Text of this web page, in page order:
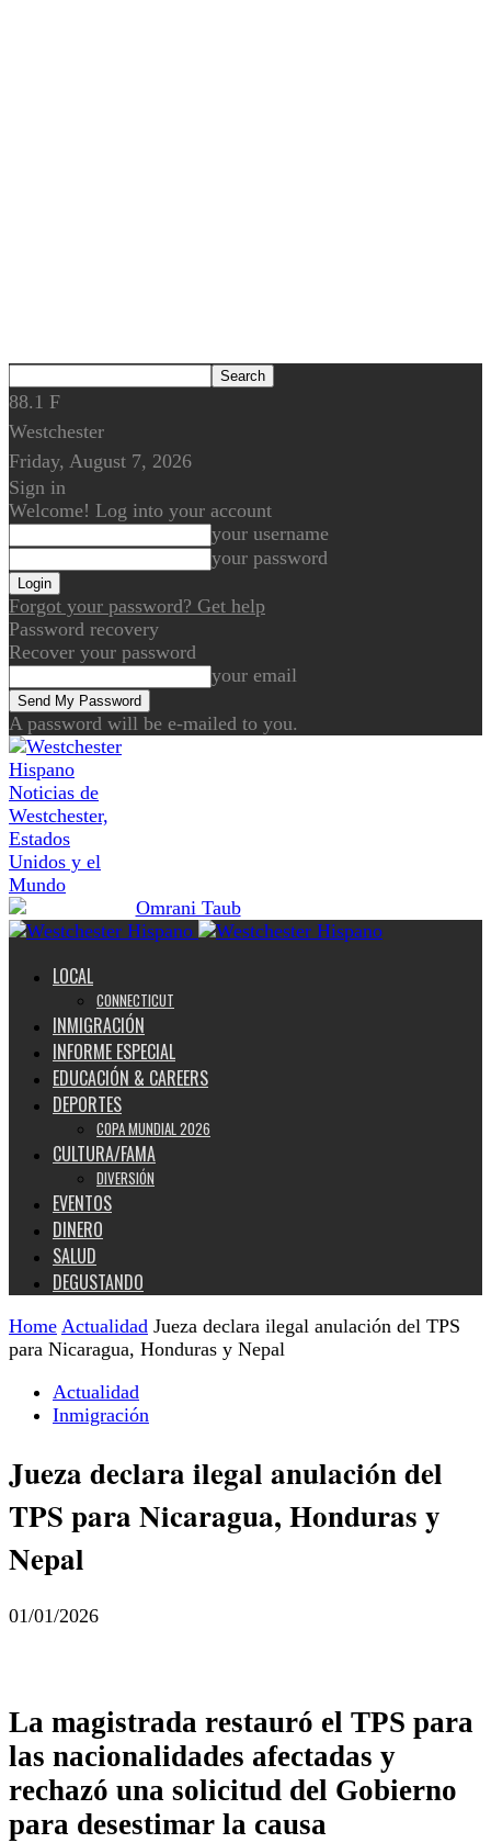
88.1 F
Westchester
Friday, August 7, 2026
Sign in
Welcome! Log into your account
your username
your password
Forgot your password? Get help
Password recovery
Recover your password
your email
A password will be e-mailed to you.
Noticias de
Westchester,
Estados
Unidos y el
Mundo
LOCAL
CONNECTICUT
INMIGRACIÓN
INFORME ESPECIAL
EDUCACIÓN & CAREERS
DEPORTES
COPA MUNDIAL 2026
CULTURA/FAMA
DIVERSIÓN
EVENTOS
DINERO
SALUD
DEGUSTANDO
Home Actualidad Jueza declara ilegal anulación del TPS
para Nicaragua, Honduras y Nepal
Actualidad
Inmigración
Jueza declara ilegal anulación del
TPS para Nicaragua, Honduras y
Nepal
01/01/2026
La magistrada restauró el TPS para
las nacionalidades afectadas y
rechazó una solicitud del Gobierno
para desestimar la causa